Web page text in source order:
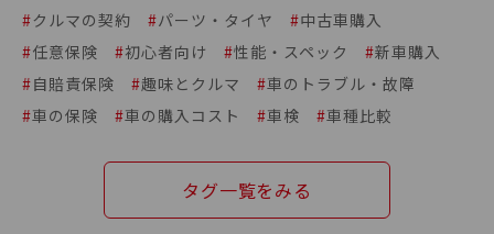
#クルマの契約 #パーツ・タイヤ #中古車購入
#任意保険 #初心者向け #性能・スペック #新車購入
#自賠責保険 #趣味とクルマ #車のトラブル・故障
#車の保険 #車の購入コスト #車検 #車種比較
タグ一覧をみる